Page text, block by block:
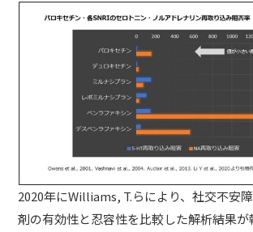
2020年にWilliams, T.らにより、社交不安
剤の有効性と忍容性を比較した解析結果